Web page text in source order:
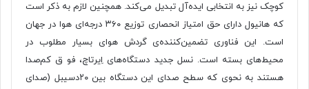
کوچک نیز به انتخابی ایده‌آل تبدیل می‌کند. همچنین لازم به ذکر است
که هانیول دارای حق امتیاز انحصاری توزیع ۳۶۰ درجه‌ای هوا در جهان
است. این فناوری تضمین‌کننده‌ی گردش هوای بسیار مطلوب در
محیط‌های بسته است. نسل جدید دستگاه‌های اِیرتاچ، فو ق کم‌صدا
هستند به نحوی که سطح صدای این دستگاه بین ۲۰دسیبل (صدای